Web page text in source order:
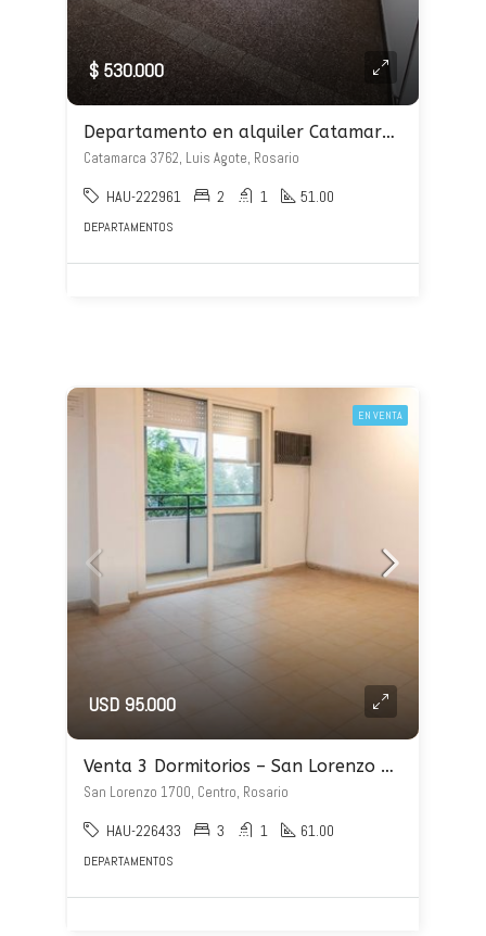
$ 530.000
Departamento en alquiler Catamarca 3762
Catamarca 3762, Luis Agote, Rosario
HAU-222961 2 1 51.00
DEPARTAMENTOS
EN VENTA
USD 95.000
Venta 3 Dormitorios – San Lorenzo 1700
San Lorenzo 1700, Centro, Rosario
HAU-226433 3 1 61.00
DEPARTAMENTOS